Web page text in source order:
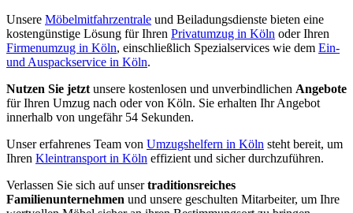
Unsere Möbelmitfahrzentrale und Beiladungsdienste bieten eine
kostengünstige Lösung für Ihren Privatumzug in Köln oder Ihren
Firmenumzug in Köln, einschließlich Spezialservices wie dem Ein-
und Auspackservice in Köln.
Nutzen Sie jetzt unsere kostenlosen und unverbindlichen Angebote
für Ihren Umzug nach oder von Köln. Sie erhalten Ihr Angebot
innerhalb von ungefähr 54 Sekunden.
Unser erfahrenes Team von Umzugshelfern in Köln steht bereit, um
Ihren Kleintransport in Köln effizient und sicher durchzuführen.
Verlassen Sie sich auf unsertraditionsreiches
Familienunternehmen und unsere geschulten Mitarbeiter, um Ihre